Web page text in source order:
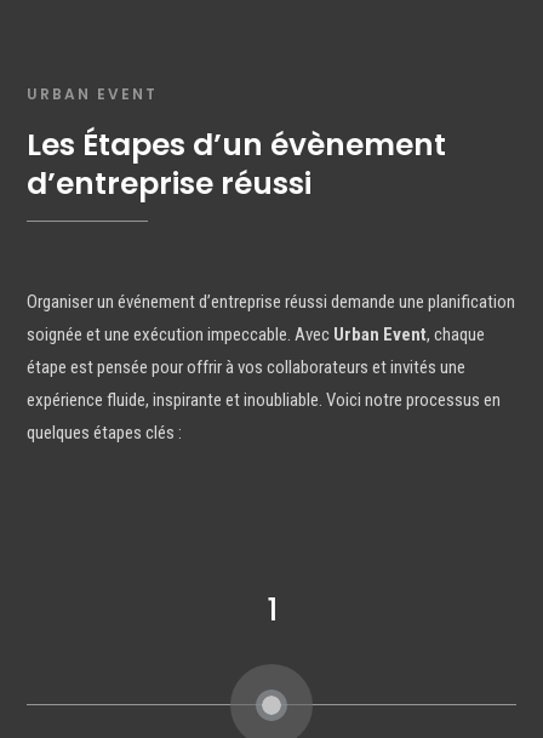
URBAN EVENT
Les Étapes d’un évènement
d’entreprise réussi
Organiser un événement d’entreprise réussi demande une planification
soignée et une exécution impeccable. Avec Urban Event, chaque
étape est pensée pour offrir à vos collaborateurs et invités une
expérience fluide, inspirante et inoubliable. Voici notre processus en
quelques étapes clés :
1